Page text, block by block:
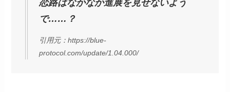
恋路はなかなか進展を見せないよう
で……？
引用元：https://blue-
protocol.com/update/1.04.000/